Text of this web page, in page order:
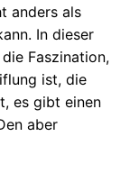
anders als
In dieser
Faszination,
ist, die
es gibt einen
aber